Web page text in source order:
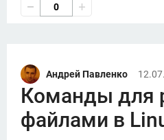
0
Андрей Павленко
Команды для
файлами в